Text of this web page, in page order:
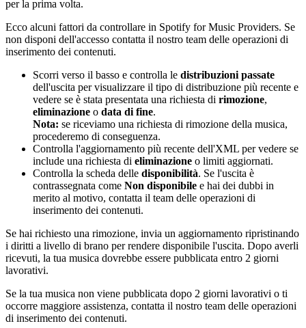
per la prima volta.
Ecco alcuni fattori da controllare in Spotify for Music Providers. Se
non disponi dell'accesso contatta il nostro team delle operazioni di
inserimento dei contenuti.
Scorri verso il basso e controlla le distribuzioni passate
dell'uscita per visualizzare il tipo di distribuzione più recente e
vedere se è stata presentata una richiesta di rimozione,
eliminazione o data di fine.
Nota: se riceviamo una richiesta di rimozione della musica,
procederemo di conseguenza.
Controlla l'aggiornamento più recente dell'XML per vedere se
include una richiesta di eliminazione o limiti aggiornati.
Controlla la scheda delle disponibilità. Se l'uscita è
contrassegnata come Non disponibile e hai dei dubbi in
merito al motivo, contatta il team delle operazioni di
inserimento dei contenuti.
Se hai richiesto una rimozione, invia un aggiornamento ripristinando
i diritti a livello di brano per rendere disponibile l'uscita. Dopo averli
ricevuti, la tua musica dovrebbe essere pubblicata entro 2 giorni
lavorativi.
Se la tua musica non viene pubblicata dopo 2 giorni lavorativi o ti
occorre maggiore assistenza, contatta il nostro team delle operazioni
di inserimento dei contenuti.